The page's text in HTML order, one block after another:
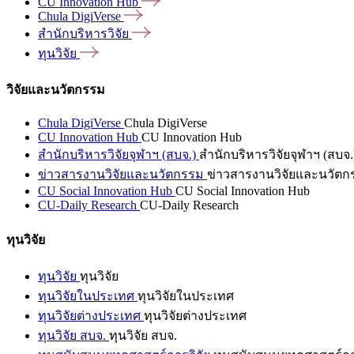
Chula DigiVerse
สำนักบริหารวิจัย
ทุนวิจัย
วิจัยและนวัตกรรม
Chula DigiVerse Chula DigiVerse
CU Innovation Hub CU Innovation Hub
สำนักบริหารวิจัยจุฬาฯ (สบจ.) สำนักบริหารวิจัยจุฬาฯ (สบจ
ข่าวสารงานวิจัยและนวัตกรรม ข่าวสารงานวิจัยและนวัตก
CU Social Innovation Hub CU Social Innovation Hub
CU-Daily Research CU-Daily Research
ทุนวิจัย
ทุนวิจัย ทุนวิจัย
ทุนวิจัยในประเทศ ทุนวิจัยในประเทศ
ทุนวิจัยต่างประเทศ ทุนวิจัยต่างประเทศ
ทุนวิจัย สบจ. ทุนวิจัย สบจ.